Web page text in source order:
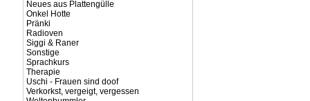
Neues aus Plattengülle
Onkel Hotte
Pränki
Radioven
Siggi & Raner
Sonstige
Sprachkurs
Therapie
Uschi - Frauen sind doof
Verkorkst, vergeigt, vergessen